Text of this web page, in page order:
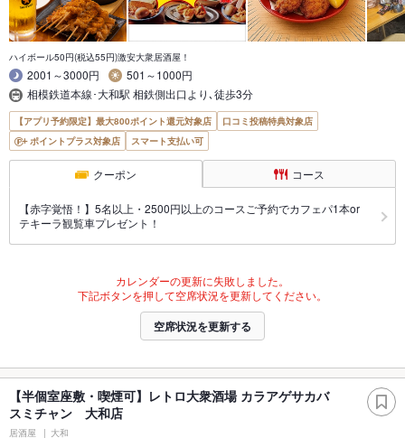
ハイボール50円(税込55円)激安大衆居酒屋！
2001～3000円
501～1000円
相模鉄道本線･大和駅 相鉄側出口より､徒歩3分
【アプリ予約限定】最大800ポイント還元対象店
口コミ投稿特典対象店
ポイントプラス対象店
スマート支払い可
クーポン コース
【赤字覚悟！】5名以上・2500円以上のコースご予約でカフェパ1本or
テキーラ観覧車プレゼント！
カレンダーの更新に失敗しました。
下記ボタンを押して空席状況を更新してください。
空席状況を更新する
【半個室座敷・喫煙可】レトロ大衆酒場 カラアゲサカバ
スミチャン 大和店
居酒屋 大和